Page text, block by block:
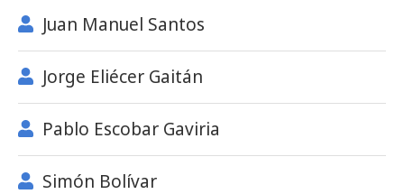
Juan Manuel Santos
Jorge Eliécer Gaitán
Pablo Escobar Gaviria
Simón Bolívar